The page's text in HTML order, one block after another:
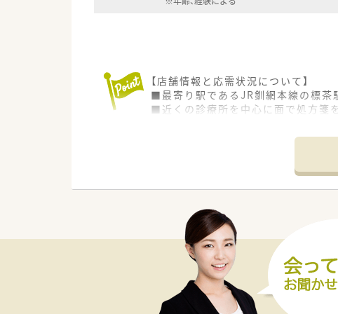
【店舗情報と応需状況について】
■最寄り駅であるJR釧網本線の標茶
■近くの診療所を中心に面で処方箋
■希少な土日祝休み求人です。年間
■勤務時間は8:30から17:00までと
■有給休暇の消化率は80%、離職率
【求人情報について】
■ご経験や年齢により、年収550万
■月12.5万円という非常に手厚い地
■UターンやIターンも歓迎しており
【やりがい/おすすめポイント】
■町で唯一の薬局として、地域住民